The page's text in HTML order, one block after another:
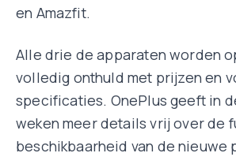
en Amazfit.
Alle drie de apparaten worden
volledig onthuld met prijzen en
specificaties. OnePlus geeft in
weken meer details vrij over de
beschikbaarheid van de nieuwe